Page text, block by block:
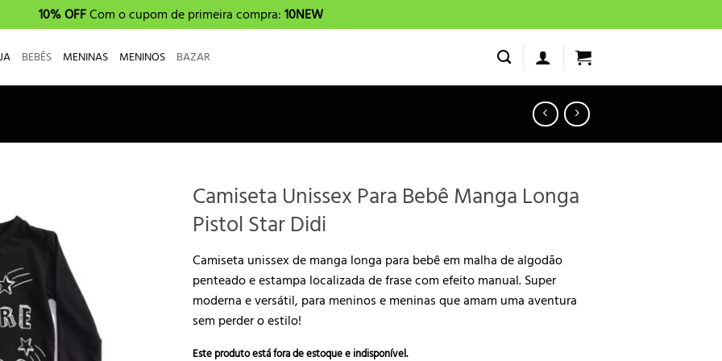
10% OFFCom o cupom de primeira compra:10NEW
BEBÊS MENINAS MENINOS BAZAR
Camiseta Unissex Para Bebê Manga Longa
Pistol Star Didi
Camiseta unissex de manga longa para bebê em malha de algodão
penteado e estampa localizada de frase com efeito manual. Super
moderna e versátil, para meninos e meninas que amam uma aventura
sem perder o estilo!
Este produto está fora de estoque e indisponível.